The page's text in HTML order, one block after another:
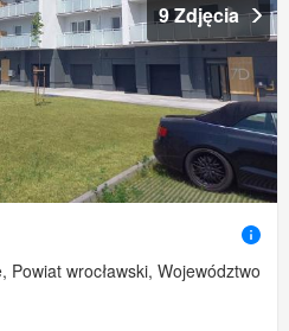
9 Zdjęcia
Powiat wrocławski, Województwo